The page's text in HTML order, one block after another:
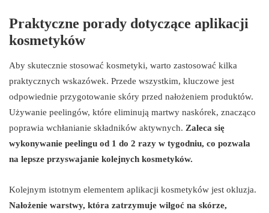
Praktyczne porady dotyczące aplikacji
kosmetyków
Aby skutecznie stosować kosmetyki, warto zastosować kilka
praktycznych wskazówek. Przede wszystkim, kluczowe jest
odpowiednie przygotowanie skóry przed nałożeniem produktów.
Używanie peelingów, które eliminują martwy naskórek, znacząco
poprawia wchłanianie składników aktywnych. Zaleca się
wykonywanie peelingu od 1 do 2 razy w tygodniu, co pozwala
na lepsze przyswajanie kolejnych kosmetyków.
Kolejnym istotnym elementem aplikacji kosmetyków jest okluzja.
Nałożenie warstwy, która zatrzymuje wilgoć na skórze,